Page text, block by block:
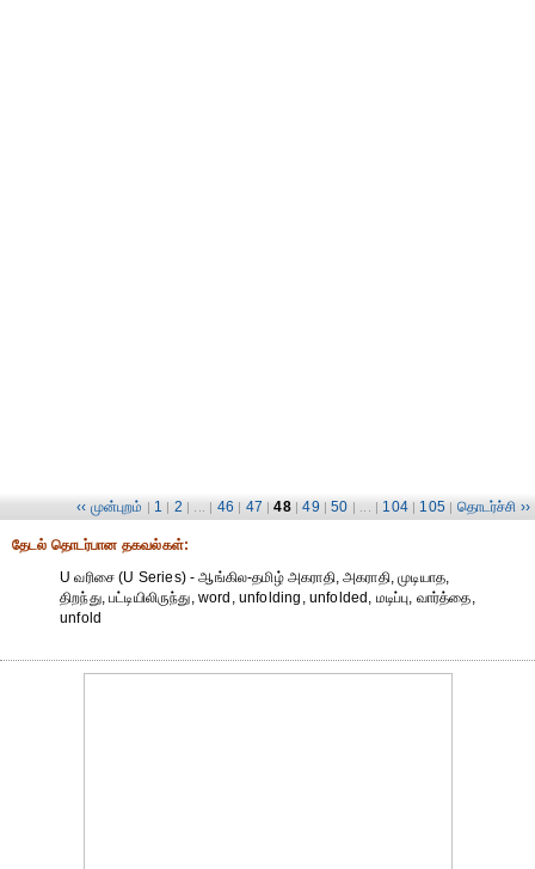
‹‹ முன்புறம் | 1 | 2 | ... | 46 | 47 | 48 | 49 | 50 | ... | 104 | 105 | தொடர்ச்சி ››
தேட‌ல் தொட‌ர்பான தகவ‌ல்க‌ள்:
U வரிசை (U Series) - ஆங்கில-தமிழ் அகராதி, அகராதி, முடியாத,
திறந்து, பட்டியிலிருந்து, word, unfolding, unfolded, மடிப்பு, வார்த்தை,
unfold